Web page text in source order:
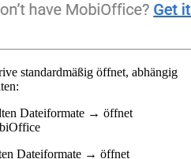
standardmäßig öffnet, abhängig
Dateiformate → öffnet
Dateiformate → öffnet